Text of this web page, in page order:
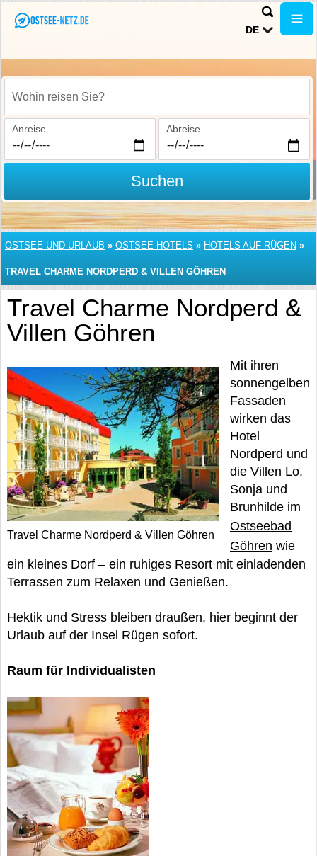
DE
Wohin reisen Sie?
Anreise Abreise
Suchen
OSTSEE UND URLAUB » OSTSEE-HOTELS » HOTELS AUF RÜGEN »
TRAVEL CHARME NORDPERD & VILLEN GÖHREN
Travel Charme Nordperd &
Villen Göhren
Travel Charme Nordperd & Villen Göhren
Mit ihren
sonnengelben
Fassaden
wirken das
Hotel
Nordperd und
die Villen Lo,
Sonja und
Brunhilde im
Ostseebad
Göhren wie
ein kleines Dorf – ein ruhiges Resort mit einladenden
Terrassen zum Relaxen und Genießen.
Hektik und Stress bleiben draußen, hier beginnt der
Urlaub auf der Insel Rügen sofort.
Raum für Individualisten